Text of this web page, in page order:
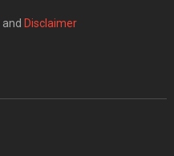
and Disclaimer